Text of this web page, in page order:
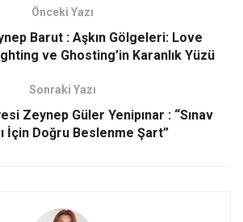
Önceki Yazı
Barut : Aşkın Gölgeleri: Love
ve Ghosting’in Karanlık Yüzü
Sonraki Yazı
Zeynep Güler Yenipınar : “Sınav
İçin Doğru Beslenme Şart”